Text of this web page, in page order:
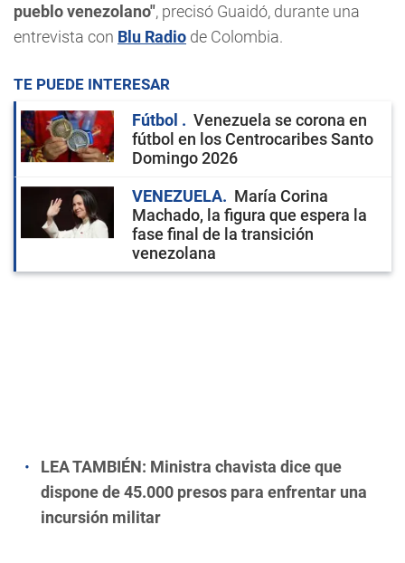
pueblo venezolano", precisó Guaidó, durante una
entrevista con Blu Radio de Colombia.
TE PUEDE INTERESAR
Fútbol
Venezuela se corona en
fútbol en los Centrocaribes Santo
Domingo 2026
VENEZUELA
María Corina
Machado, la figura que espera la
fase final de la transición
venezolana
LEA TAMBIÉN: Ministra chavista dice que
dispone de 45.000 presos para enfrentar una
incursión militar